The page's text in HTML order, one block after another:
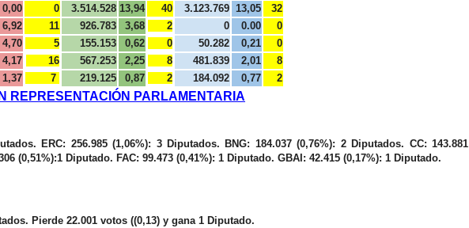
0,00 0 3.514.528 13,94 40 3.123.769 13,05
32
6,92 11 926.783 3,68 2 0 0.00
0
4,70 5 155.153 0,62 0 50.282 0,21
0
4,17 16 567.253 2,25 8 481.839 2,01
8
1,37 7 219.125 0,87 2 184.092 0,77 2
REPRESENTACIÓN PARLAMENTARIA
ERC: 256.985 (1,06%): 3 Diputados. BNG: 184.037 (0,76%): 2 Diputados. CC:
(0,51%):1 Diputado. FAC: 99.473 (0,41%): 1 Diputado. GBAI: 42.415 (0,17%): 1 Diputado.
Pierde 22.001 votos ((0,13) y gana 1 Diputado.